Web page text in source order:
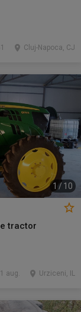
Cluj-Napoca, CJ
1 / 10
tractor
Urziceni, IL
1 aug.